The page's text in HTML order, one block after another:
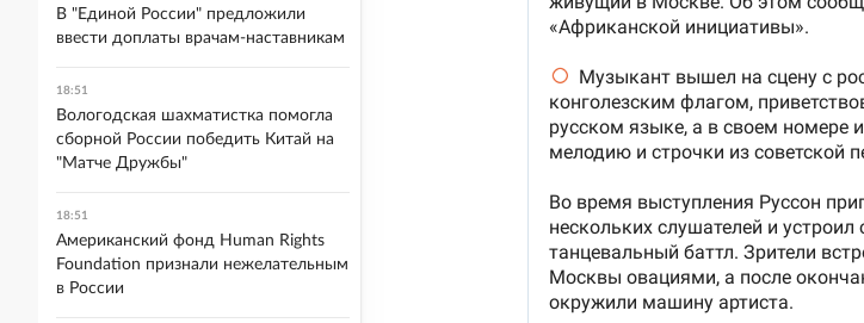
В "Единой России" предложили
ввести доплаты врачам-наставникам
18:51
Вологодская шахматистка помогла
сборной России победить Китай на
"Матче Дружбы"
18:51
Американский фонд Human Rights
Foundation признали нежелательным
в России